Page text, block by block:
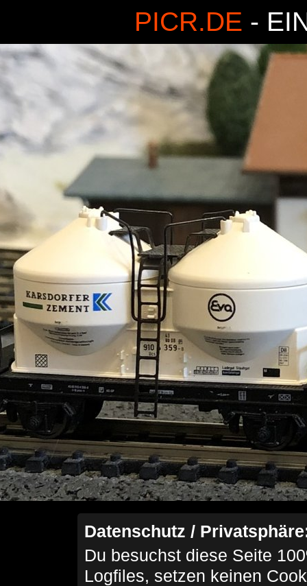
PICR.DE -
Datenschutz /
Du besuchst diese Seite
Logfiles, setzen keinen